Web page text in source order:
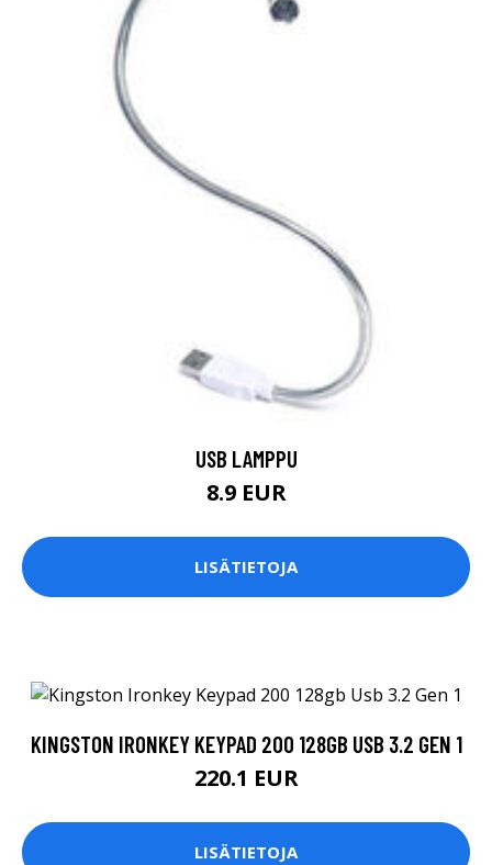
USB LAMPPU
8.9 EUR
LISÄTIETOJA
KINGSTON IRONKEY KEYPAD 200 128GB USB 3.2 GEN 1
220.1 EUR
LISÄTIETOJA